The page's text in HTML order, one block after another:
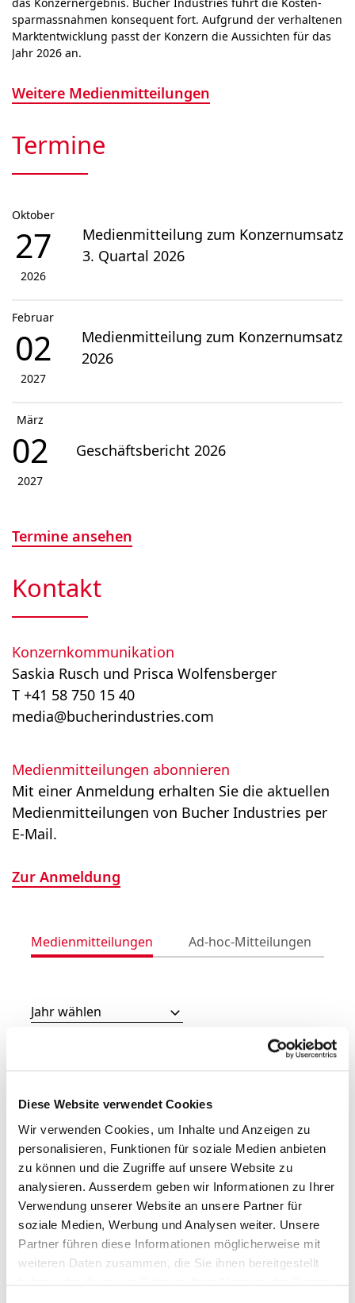
Diese Website verwendet Cookies
Wir verwenden Cookies, um Inhalte und Anzeigen zu
personalisieren, Funktionen für soziale Medien anbieten
zu können und die Zugriffe auf unsere Website zu
analysieren. Ausserdem geben wir Informationen zu Ihrer
Verwendung unserer Website an unsere Partner für
soziale Medien, Werbung und Analysen weiter. Unsere
Partner führen diese Informationen möglicherweise mit
weiteren Daten zusammen, die Sie ihnen bereitgestellt
spar­mass­nah­men kon­se­quent fort. Auf­grund der ver­hal­tenen
Markt­ent­wick­lung passt der Kon­zern die Aus­sichten für das
Jahr 2026 an.
Weitere Medienmitteilungen
Termine
Oktober
27
2026
Medienmitteilung zum Konzernumsatz
3. Quartal 2026
Februar
02
2027
Medienmitteilung zum Konzernumsatz
2026
März
02
2027
Geschäftsbericht 2026
Termine ansehen
Kontakt
Konzernkommunikation
Saskia Rusch und Prisca Wolfensberger
T +41 58 750 15 40
media@bucherindustries.com
Medienmitteilungen abonnieren
Mit einer Anmeldung erhalten Sie die aktuellen
Medienmitteilungen von Bucher Industries per
E-Mail.
Zur Anmeldung
Medienmitteilungen Ad-hoc-Mitteilungen
Jahr wählen
alle Anträge des Verwaltungs­rats
Die Aktionärinnen und Aktionäre haben an der
heutigen Generalversammlung (GV) der Bucher
Industries AG sämtlichen Anträgen des
Verwaltungsrats stattgegeben. Die Dividende beträgt
CHF 8.00 pro Namenaktie. Die GV fand ohne
persönliche Teilnahme der Stimmberechtigten statt.